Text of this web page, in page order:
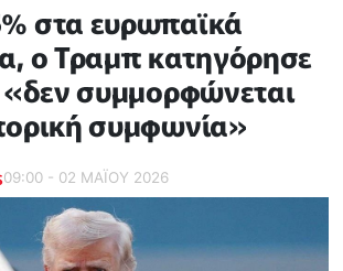
στα ευρωπαϊκά
ο Τραμπ κατηγόρησε
«δεν συμμορφώνεται
συμφωνία»
09:00 - 02 ΜΑΪ́ΟΥ 2026